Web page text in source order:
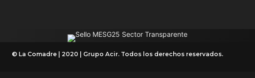
© La Comadre | 2020 | Grupo Acir. Todos los derechos reservados.